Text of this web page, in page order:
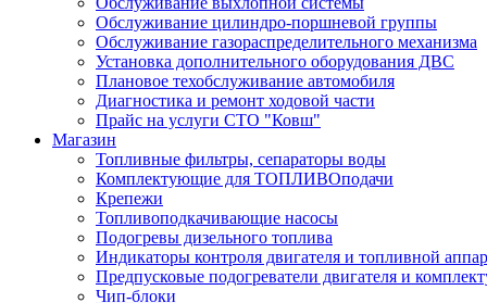
Обслуживание цилиндро-поршневой группы
Обслуживание газораспределительного механизма
Установка дополнительного оборудования ДВС
Плановое техобслуживание автомобиля
Диагностика и ремонт ходовой части
Прайс на услуги СТО "Ковш"
Магазин
Топливные фильтры, сепараторы воды
Комплектующие для ТОПЛИВОподачи
Крепежи
Топливоподкачивающие насосы
Подогревы дизельного топлива
Индикаторы контроля двигателя и топливной
Предпусковые подогреватели двигателя и
Чип-блоки